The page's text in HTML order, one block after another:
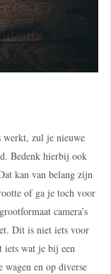
zul je nieuwe
Bedenk hierbij ook
kan van belang zijn
of ga je toch voor
camera’s
Dit is niet iets voor
iets wat je bij een
en op diverse